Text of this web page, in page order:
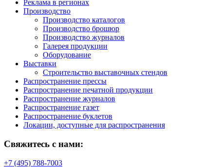
Реклама в регионах
Производство
Производство каталогов
Производство брошюр
Производство журналов
Галерея продукции
Оборудование
Выставки
Строительство выставочных стендов
Распространение прессы
Распространение печатной продукции
Распространение журналов
Распространение газет
Распространение буклетов
Локации, доступные для распространения
Свяжитесь с нами:
+7 (495) 788-7003